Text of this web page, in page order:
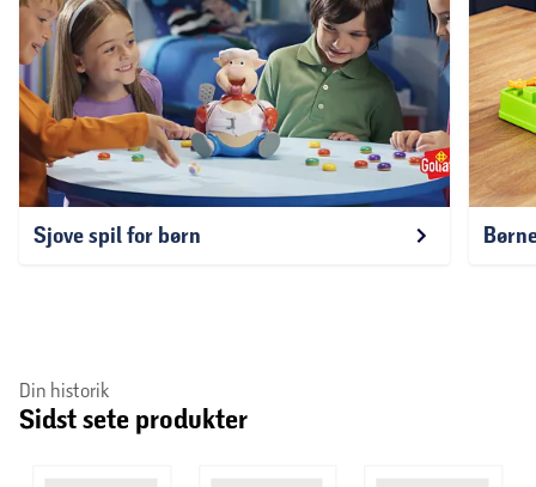
Sjove spil for børn
Din historik
Sidst sete produkter